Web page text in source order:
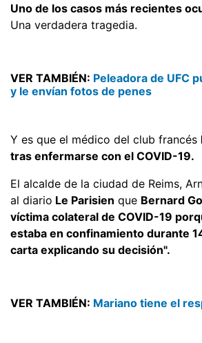
Uno de los casos más recientes
Una verdadera tragedia.
VER TAMBIÉN: Peleadora de UFC
y le envían fotos de penes
Y es que el médico del club francés
tras enfermarse con el COVID-19.
El alcalde de la ciudad de Reims,
al diario Le Parisien que Bernard
víctima colateral de COVID-19
estaba en confinamiento durante
carta explicando su decisión".
VER TAMBIÉN: Mariano tiene el